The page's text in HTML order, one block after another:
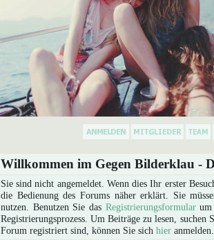
Willkommen im Gegen Bilderklau -
Sie sind nicht angemeldet. Wenn dies Ihr erster
die Bedienung des Forums näher erklärt. Sie
nutzen. Benutzen Sie das Registrierungsformularum
Registrierungsprozess. Um Beiträge zu lesen,
Forum registriert sind, können Sie sich hier anmelden.